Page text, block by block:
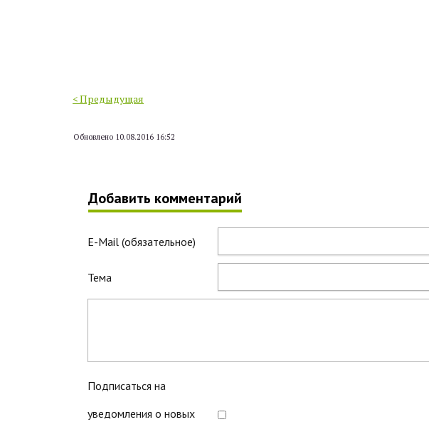
< Предыдущая
Обновлено 10.08.2016 16:52
Добавить комментарий
E-Mail (обязательное)
Тема
Подписаться на
уведомления о новых